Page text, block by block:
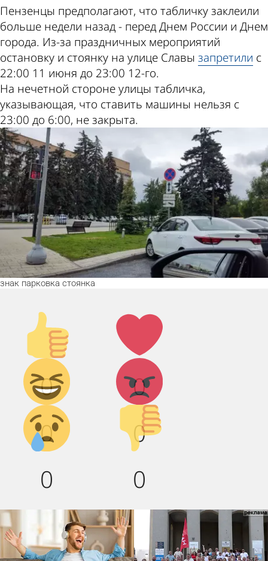
Пензенцы предполагают, что табличку заклеили
больше недели назад - перед Днем России и Днем
города. Из-за праздничных мероприятий
остановку и стоянку на улице Славы запретили с
22:00 11 июня до 23:00 12-го.
На нечетной стороне улицы табличка,
указывающая, что ставить машины нельзя с
23:00 до 6:00, не закрыта.
знак парковка стоянка
Палец
вверх!
0
Лайк!
0
Дикий
смех!
0
Агрессия!
0
Грусть :(
0
Палец
вниз!
0